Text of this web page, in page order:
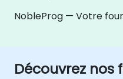
NobleProg — Votre
Découvrez nos